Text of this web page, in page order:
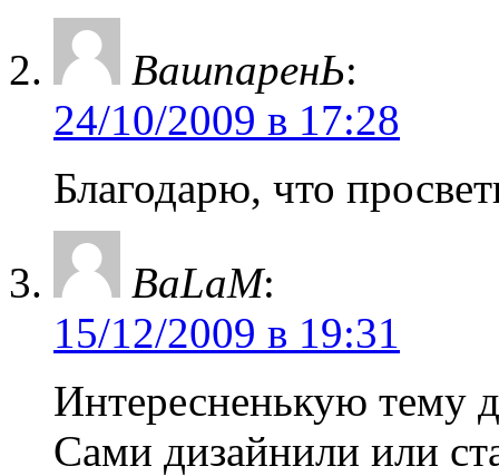
BaшпapeнЬ:
24/10/2009 в 17:28
Благодарю, что
BaLaM:
15/12/2009 в 19:31
Интересненькую тему
Сами дизайнили или